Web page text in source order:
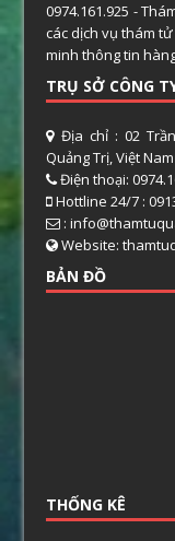
0974.161.925 -
các dịch vụ thám
minh thông tin
TRỤ SỞ CÔNG
Địa chỉ : 02
Quảng Trị, Việt Nam
Điện thoại:
Hottline 24/7 :
:
Website:
BẢN ĐỒ
THỐNG KÊ